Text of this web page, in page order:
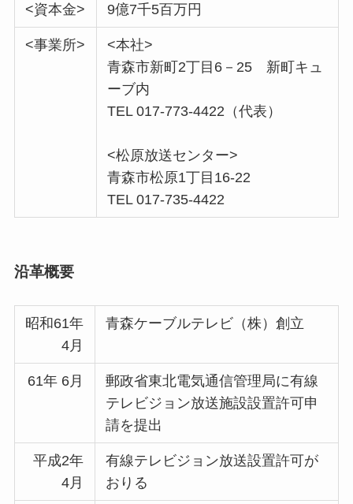
<資本金> 9億7千5百万円
<事業所>
<本社>
青森市新町2丁目6－25 新町キュ
ーブ内
TEL 017-773-4422（代表）
<松原放送センター>
青森市松原1丁目16-22
TEL 017-735-4422
沿革概要
昭和61年
4月
青森ケーブルテレビ（株）創立
61年 6月
郵政省東北電気通信管理局に有線
テレビジョン放送施設設置許可申
請を提出
平成2年
4月
有線テレビジョン放送設置許可が
おりる